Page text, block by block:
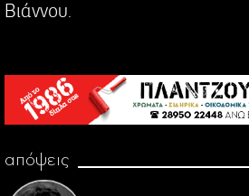
Βιάννου.
απόψεις